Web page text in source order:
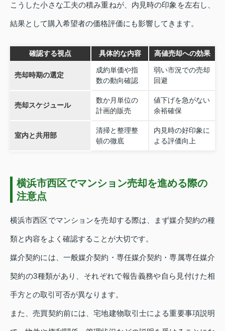
こうした小さな工夫の積み重ねが、内見時の印象を左右し、
結果として購入希望者の価格評価にも影響してきます。
確認する視点 具体的な内容 高値売却への効果
売却時期の選定
成約単価や指
数の動向確認
弱い市況での売却
回避
売却スケジュール
数か月単位の
計画的販売
値下げを急がない
余裕確保
室内と共用部
清掃と整理整
頓の徹底
内見時の好印象に
よる評価向上
横浜市西区でマンション売却を進める際の
注意点
横浜市西区でマンションを売却する際は、まず媒介契約の種
類と内容をよく確認することが大切です。
媒介契約には、一般媒介契約・専任媒介契約・専属専任媒介
契約の3種類があり、それぞれで報告義務や自ら見付けた相
手方との取引可否が異なります。
また、売買契約前には、宅地建物取引士による重要事項説明